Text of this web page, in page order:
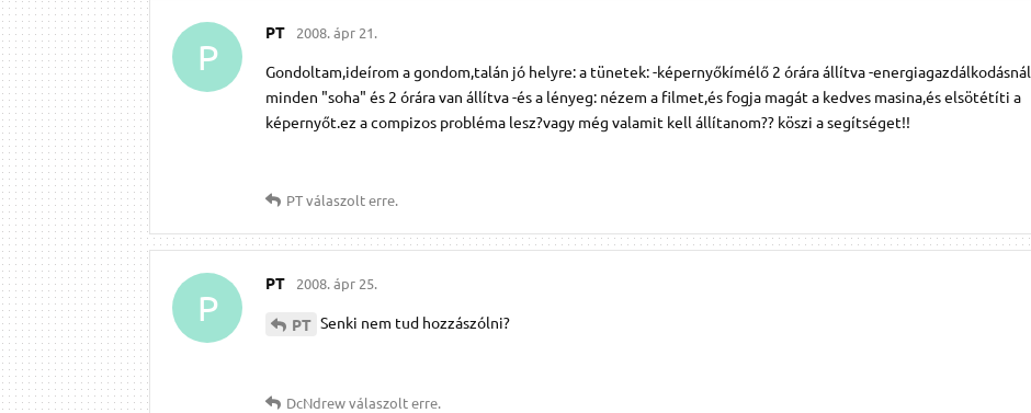
P
PT 2008. ápr 21.
Gondoltam,ideírom a gondom,talán jó helyre: a tünetek: -képernyőkímélő 2 órára állítva -energiagazdálkodásnál
minden "soha" és 2 órára van állítva -és a lényeg: nézem a filmet,és fogja magát a kedves masina,és elsötétíti a
képernyőt.ez a compizos probléma lesz?vagy még valamit kell állítanom?? köszi a segítséget!!
PTválaszolt erre.
P
PT 2008. ápr 25.
PT Senki nem tud hozzászólni?
DcNdrewválaszolt erre.